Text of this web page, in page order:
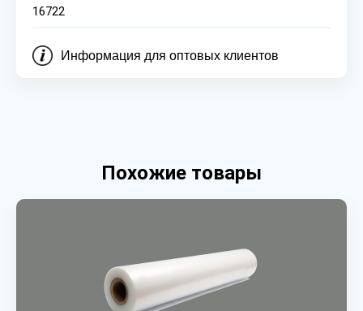
16722
Информация для оптовых клиентов
Похожие товары